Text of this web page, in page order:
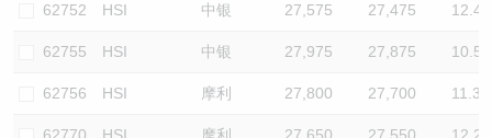
62752 HSI 中银 27,575 27,475 12.4
62755 HSI 中银 27,975 27,875 10.5
62756 HSI 摩利 27,800 27,700 11.3